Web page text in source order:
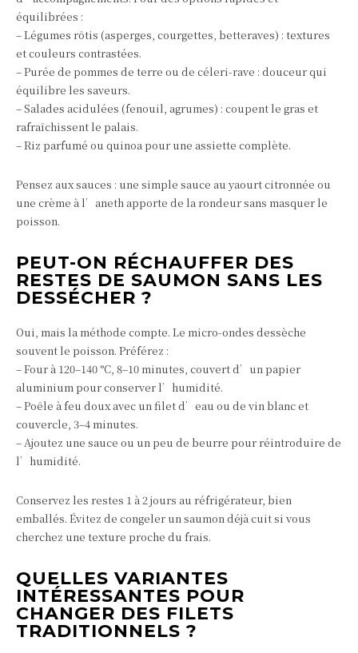
équilibrées :
– Légumes rôtis (asperges, courgettes, betteraves) : textures
et couleurs contrastées.
– Purée de pommes de terre ou de céleri-rave : douceur qui
équilibre les saveurs.
– Salades acidulées (fenouil, agrumes) : coupent le gras et
rafraîchissent le palais.
– Riz parfumé ou quinoa pour une assiette complète.
Pensez aux sauces : une simple sauce au yaourt citronnée ou
une crème à l’aneth apporte de la rondeur sans masquer le
poisson.
PEUT-ON RÉCHAUFFER DES
RESTES DE SAUMON SANS LES
DESSÉCHER ?
Oui, mais la méthode compte. Le micro-ondes dessèche
souvent le poisson. Préférez :
– Four à 120–140 °C, 8–10 minutes, couvert d’un papier
aluminium pour conserver l’humidité.
– Poêle à feu doux avec un filet d’eau ou de vin blanc et
couvercle, 3–4 minutes.
– Ajoutez une sauce ou un peu de beurre pour réintroduire de
l’humidité.
Conservez les restes 1 à 2 jours au réfrigérateur, bien
emballés. Évitez de congeler un saumon déjà cuit si vous
cherchez une texture proche du frais.
QUELLES VARIANTES
INTÉRESSANTES POUR
CHANGER DES FILETS
TRADITIONNELS ?